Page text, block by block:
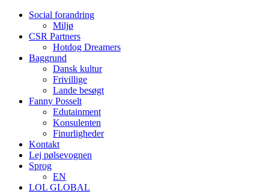
Social forandring
Miljø
CSR Partners
Hotdog Dreamers
Baggrund
Dansk kultur
Frivillige
Lande besøgt
Fanny Posselt
Edutainment
Konsulenten
Finurligheder
Kontakt
Lej pølsevognen
Sprog
EN
LOL GLOBAL